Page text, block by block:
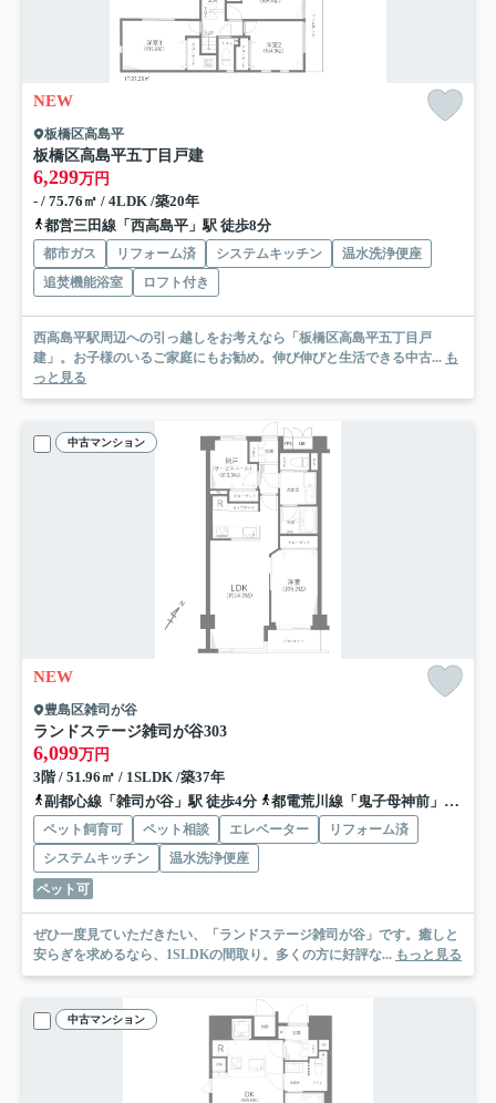
NEW
板橋区高島平
板橋区高島平五丁目戸建
6,299万円
- / 75.76㎡ / 4LDK /築20年
都営三田線「西高島平」駅 徒歩8分
都市ガス リフォーム済 システムキッチン
温水洗浄便座
追焚機能浴室
ロフト付き
西高島平駅周辺への引っ越しをお考えなら「板橋区高島平五丁目戸
建」。お子様のいるご家庭にもお勧め。伸び伸びと生活できる中古... も
っと見る
中古マンション
NEW
豊島区雑司が谷
ランドステージ雑司が谷303
6,099万円
3階 / 51.96㎡ / 1SLDK /築37年
副都心線「雑司が谷」駅 徒歩4分
都電荒川線「鬼子母神前」駅 徒歩4分
ペット飼育可 ペット相談 エレベーター
リフォーム済
システムキッチン
温水洗浄便座
ペット可
ぜひ一度見ていただきたい、「ランドステージ雑司が谷」です。癒しと
安らぎを求めるなら、1SLDKの間取り。多くの方に好評な... もっと見る
中古マンション